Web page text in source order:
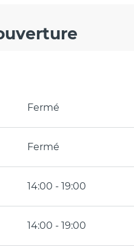
Fermé
Fermé
14:00 - 19:00
14:00 - 19:00